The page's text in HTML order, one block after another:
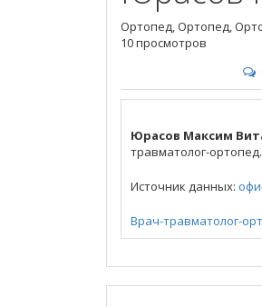
Ортопед, Ортопед,
10 просмотров
Юрасов Максим
травматолог-ортопед.
Источник данных:
Врач-травматолог-